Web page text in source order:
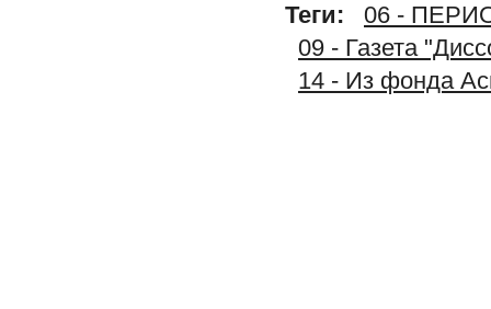
Теги:
06 -
09 - Газета
14 - Из фонда